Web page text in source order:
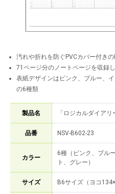
汚れや折れを防ぐPVCカバー付き
71ページ分のノートページを収録
表紙デザインはピンク、ブルー、
の6種類
製品名 「ロジカルダイア
品番 NSV-B602-23
カラー
6種（ピンク、ブル
ト、グレー）
サイズ B6サイズ（ヨコ